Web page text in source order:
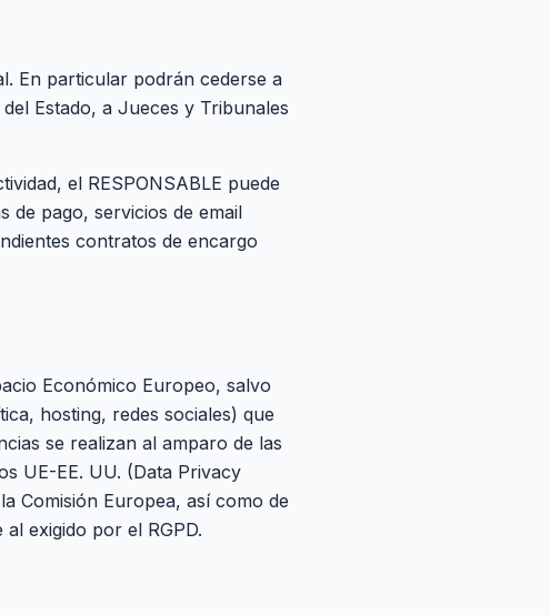
En particular podrán cederse a
Estado, a Jueces y Tribunales
el RESPONSABLE puede
de pago, servicios de email
contratos de encargo
Económico Europeo, salvo
hosting, redes sociales) que
se realizan al amparo de las
UE-EE. UU. (Data Privacy
Comisión Europea, así como de
exigido por el RGPD.